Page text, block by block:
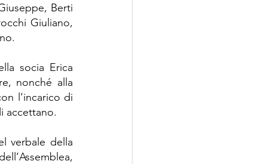
Berti
Giuliano,
socia Erica
nonché alla
l’incarico di
accettano.
verbale della